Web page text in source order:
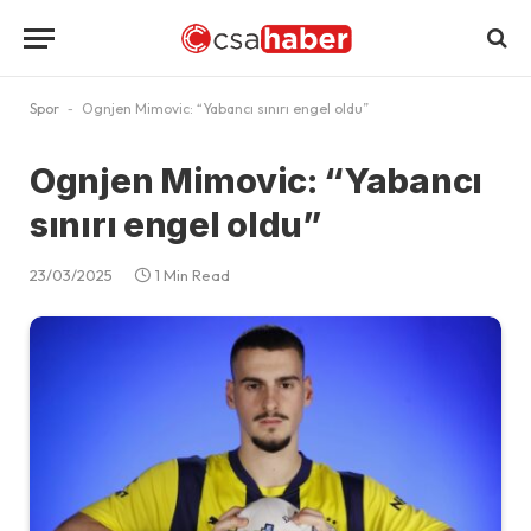
Spor - Ognjen Mimovic: “Yabancı sınırı engel oldu”
Ognjen Mimovic: “Yabancı
sınırı engel oldu”
23/03/2025 1 Min Read